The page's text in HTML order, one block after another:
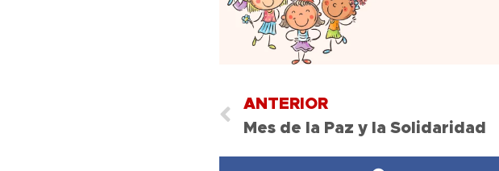
ANTERIOR
Mes de la Paz y la Solidaridad